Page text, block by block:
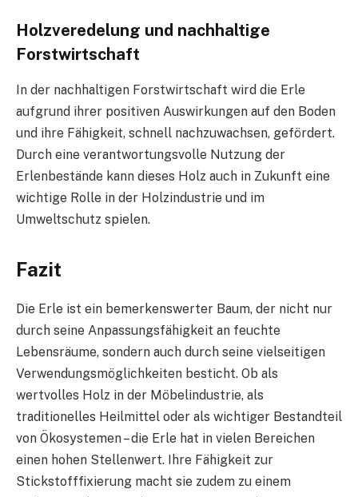
Holzveredelung und nachhaltige
Forstwirtschaft
In der nachhaltigen Forstwirtschaft wird die Erle
aufgrund ihrer positiven Auswirkungen auf den Boden
und ihre Fähigkeit, schnell nachzuwachsen, gefördert.
Durch eine verantwortungsvolle Nutzung der
Erlenbestände kann dieses Holz auch in Zukunft eine
wichtige Rolle in der Holzindustrie und im
Umweltschutz spielen.
Fazit
Die Erle ist ein bemerkenswerter Baum, der nicht nur
durch seine Anpassungsfähigkeit an feuchte
Lebensräume, sondern auch durch seine vielseitigen
Verwendungsmöglichkeiten besticht. Ob als
wertvolles Holz in der Möbelindustrie, als
traditionelles Heilmittel oder als wichtiger Bestandteil
von Ökosystemen – die Erle hat in vielen Bereichen
einen hohen Stellenwert. Ihre Fähigkeit zur
Stickstofffixierung macht sie zudem zu einem